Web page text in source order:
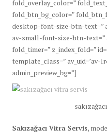
fold_overlay_color=”
fold_btn_bg_color=”
desktop-font-size-btn-text=”
av-small-font-size-btn-
fold_timer=” z_index_fold=”
template_class=” av_uid=’av-
admin_preview_bg=”]
Sakızağacı Vitra Servis,